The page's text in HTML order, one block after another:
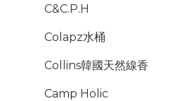
C&C.P.H
Colapz水桶
Collins韓國天然線香
Camp Holic